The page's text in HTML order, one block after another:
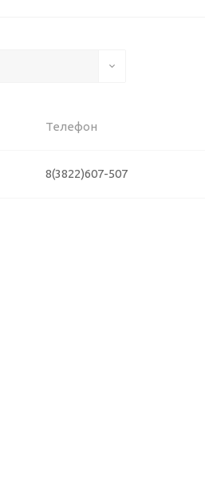
Телефон
8(3822)607-507